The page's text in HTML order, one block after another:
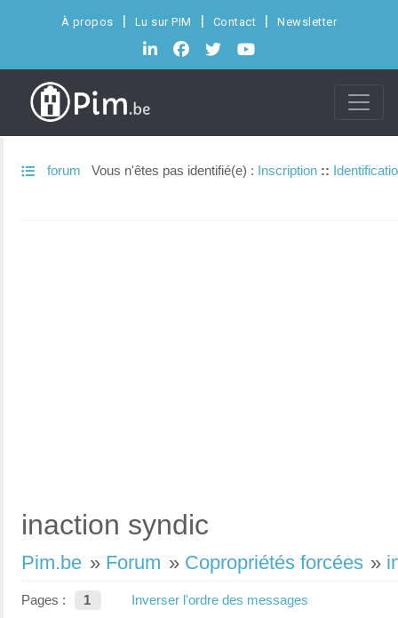
À propos Lu sur PIM Contact Newsletter
forum Vous n'êtes pas identifié(e) : Inscription ::
inaction syndic
Pim.be » Forum » Copropriétés forcées »
Pages : 1 Inverser l'ordre des messages